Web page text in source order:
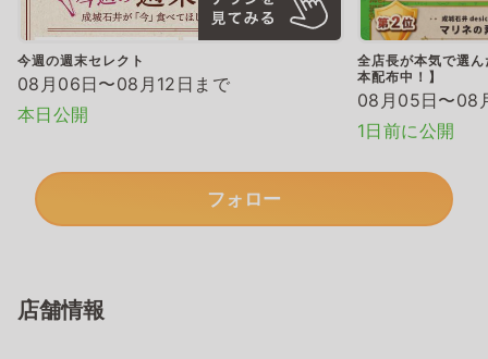
今週の週末セレクト
08月06日〜08月12日まで
本日公開
全店長が本気で選
本配布中！】
08月05日〜08
1日前に公開
フォロー
店舗情報